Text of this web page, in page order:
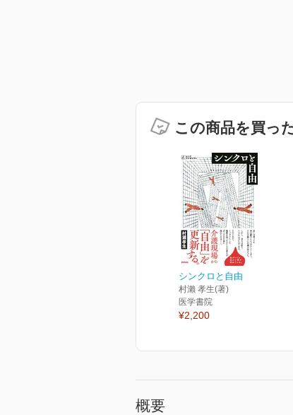
この商品を買っ
シンクロと自由
村瀨 孝生(著)
医学書院
¥2,200
概要